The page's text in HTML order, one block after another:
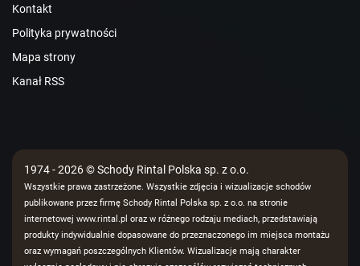
Kontakt
Polityka prywatności
Mapa strony
Kanał RSS
1974 - 2026 © Schody Rintal Polska sp. z o.o.
Wszystkie prawa zastrzeżone. Wszystkie zdjęcia i wizualizacje schodów
publikowane przez firmę Schody Rintal Polska sp. z o.o. na stronie
internetowej www.rintal.pl oraz w różnego rodzaju mediach, przedstawiają
produkty indywidualnie dopasowane do przeznaczonego im miejsca montażu
oraz wymagań poszczególnych Klientów. Wizualizacje mają charakter